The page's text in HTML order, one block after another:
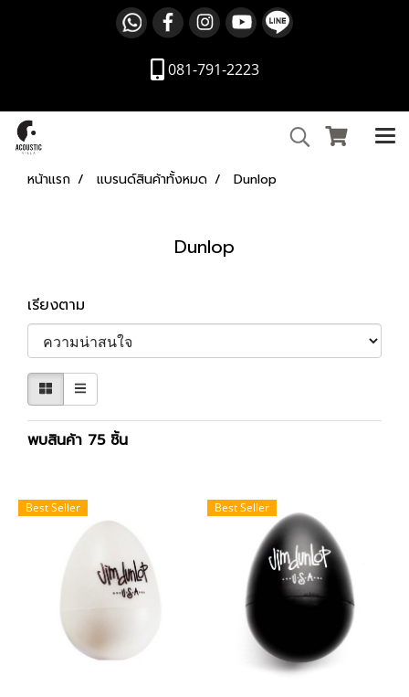
081-791-2223
หน้าแรก แบรนด์สินค้าทั้งหมด Dunlop
Dunlop
เรียงตาม
พบสินค้า 75 ชิ้น
Best Seller Best Seller